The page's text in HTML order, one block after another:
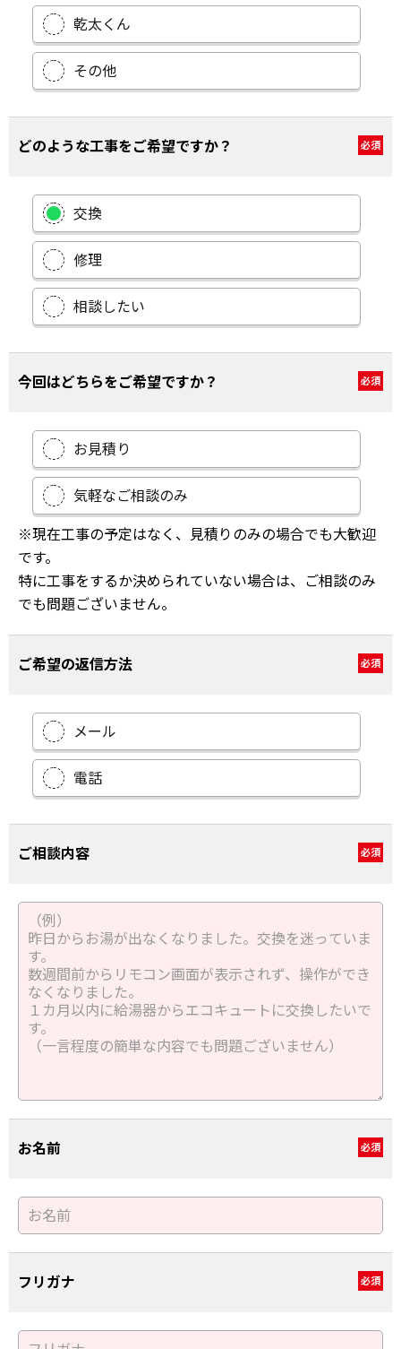
乾太くん
その他
どのような工事をご希望ですか？ 必須
交換
修理
相談したい
今回はどちらをご希望ですか？ 必須
お見積り
気軽なご相談のみ
※現在工事の予定はなく、見積りのみの場合でも大歓迎
です。
特に工事をするか決められていない場合は、ご相談のみ
でも問題ございません。
ご希望の返信方法 必須
メール
電話
ご相談内容 必須
お名前 必須
フリガナ 必須